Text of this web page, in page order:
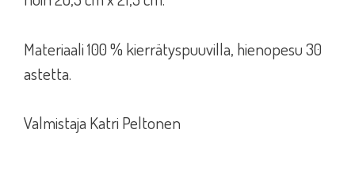
Materiaali 100 % kierrätyspuuvilla, hienopesu 30
astetta.
Valmistaja Katri Peltonen